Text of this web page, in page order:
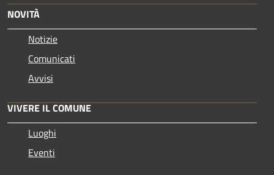
NOVITÀ
Notizie
Comunicati
Avvisi
VIVERE IL COMUNE
Luoghi
Eventi